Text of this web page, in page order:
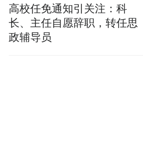
高校任免通知引关注：科
长、主任自愿辞职，转任思
政辅导员